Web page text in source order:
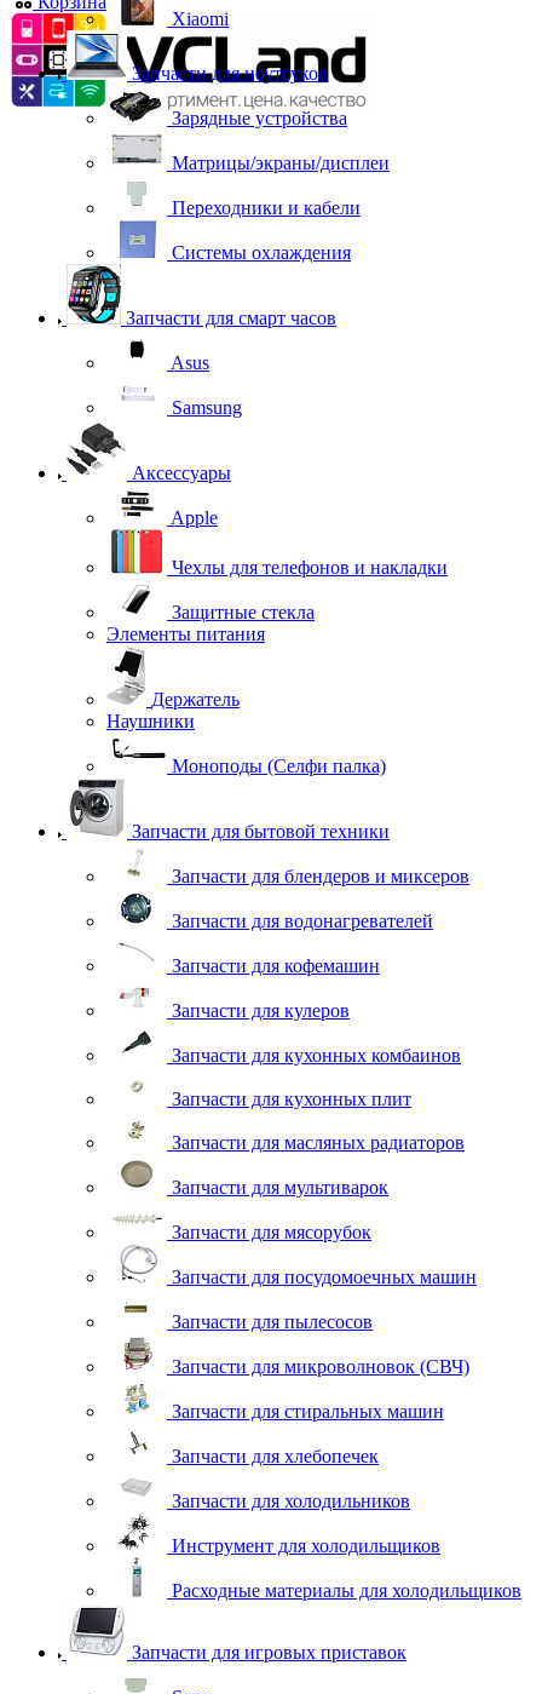
Xiaomi
Запчасти для ноутбуков
Зарядные устройства
Матрицы/экраны/дисплеи
Переходники и кабели
Системы охлаждения
Запчасти для смарт часов
Asus
Samsung
Аксессуары
Apple
Чехлы для телефонов и накладки
Защитные стекла
Элементы питания
Держатель
Наушники
Моноподы (Селфи палка)
Запчасти для бытовой техники
Запчасти для блендеров и миксеров
Запчасти для водонагревателей
Запчасти для кофемашин
Запчасти для кулеров
Запчасти для кухонных комбаинов
Запчасти для кухонных плит
Запчасти для масляных радиаторов
Запчасти для мультиварок
Запчасти для мясорубок
Запчасти для посудомоечных машин
Запчасти для пылесосов
Запчасти для микроволновок (СВЧ)
Запчасти для стиральных машин
Запчасти для хлебопечек
Запчасти для холодильников
Инструмент для холодильщиков
Расходные материалы для холодильщиков
Запчасти для игровых приставок